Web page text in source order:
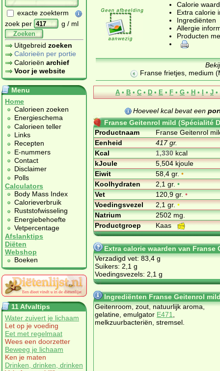
exacte zoekterm
zoek per
g / ml
Zoeken
Uitgebreid zoeken
Calorieën per portie
Calorieën archief
Voor je website
Menu
Home
Calorieen zoeken
Energieschema
Calorieen teller
Links
Recepten
E-nummers
Contact
Disclaimer
Polls
Calculators
Body Mass Index
Calorieverbruik
Ruststofwisseling
Energiebehoefte
Vetpercentage
Afslanktips
Diëten
Webshop
Boeken
11 Afvaltips
Water zuivert je lichaam
Let op je voeding
Eet met regelmaat
Wees een doorzetter
Beweeg je lichaam
Ken je maten
Drinken, drinken, drinken
Calorie
Extra calorie
Ingrediënten
Allergie
Producten
Franse frietjes, medium
A • B • C • D • E • F • G • H • I • J •
Hoeveel kcal bevat een
Franse Geitenrol mild (Spécialité
Productnaam
Franse Geitenrol
Eenheid
417 gr.
Kcal
1,330kcal
kJoule
5,504 kjoule
Eiwit
58,4 gr.•
Koolhydraten
2,1 gr.•
Vet
120,9 gr.•
Voedingsvezel
2,1 gr.•
Natrium
2502 mg.
Productgroep
Kaas
Extra calorie waarden van Franse
Verzadigd vet: 83,4 g
Suikers: 2,1 g
Voedingsvezels: 2,1 g
Ingrediënten Franse Geitenrol
Geitenroom, zout, natuurlijk aroma,
gelatine, emulgator E471
melkzuurbacteriën, stremsel.